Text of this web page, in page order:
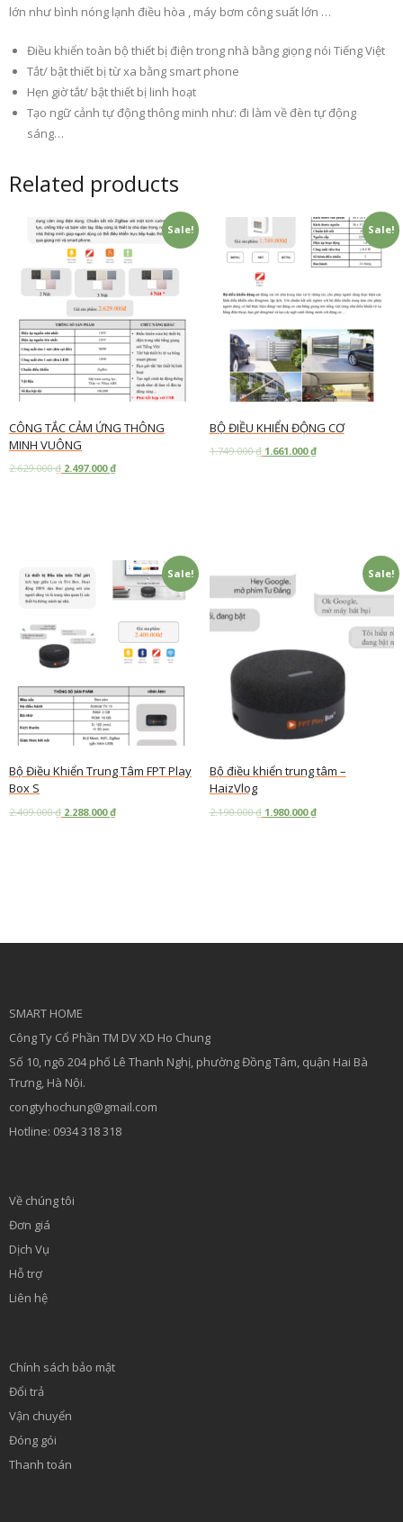
lớn như bình nóng lạnh điều hòa , máy bơm công suất lớn …
Điều khiển toàn bộ thiết bị điện trong nhà bằng giọng nói Tiếng Việt
Tắt/ bật thiết bị từ xa bằng smart phone
Hẹn giờ tắt/ bật thiết bị linh hoạt
Tạo ngữ cảnh tự động thông minh như: đi làm về đèn tự động
sáng…
Related products
Sale!
CÔNG TẮC CẢM ỨNG THÔNG
MINH VUÔNG
2.629.000₫ 2.497.000₫
Sale!
BỘ ĐIỀU KHIỂN ĐỘNG CƠ
1.749.000₫ 1.661.000₫
Sale!
Bộ Điều Khiển Trung Tâm FPT Play
Box S
2.409.000₫ 2.288.000₫
Sale!
Bộ điều khiển trung tâm –
HaizVlog
2.190.000₫ 1.980.000₫
SMART HOME
Công Ty Cổ Phần TM DV XD Ho Chung
Số 10, ngõ 204 phố Lê Thanh Nghị, phường Đồng Tâm, quận Hai Bà
Trưng, Hà Nội.
congtyhochung@gmail.com
Hotline: 0934 318 318
Về chúng tôi
Đơn giá
Dịch Vụ
Hỗ trợ
Liên hệ
Chính sách bảo mật
Đổi trả
Vận chuyển
Đóng gói
Thanh toán